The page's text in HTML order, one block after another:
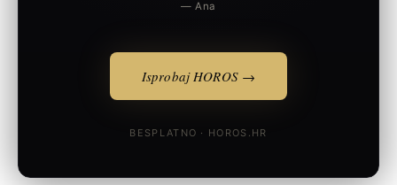
— Ana
Isprobaj HOROS →
BESPLATNO · HOROS.HR